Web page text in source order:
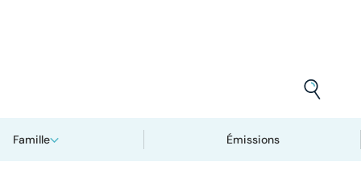
Famille Émissions